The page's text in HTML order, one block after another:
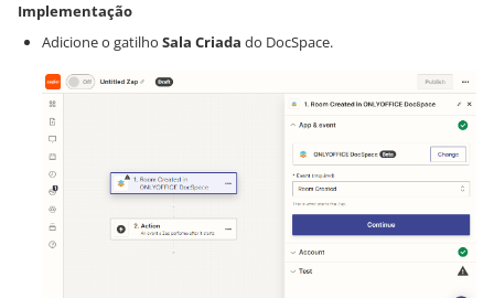
Implementação
Adicione o gatilho Sala Criada do DocSpace.